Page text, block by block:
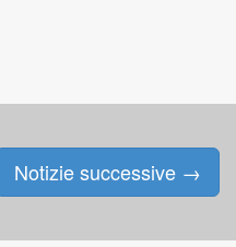
Notizie successive →